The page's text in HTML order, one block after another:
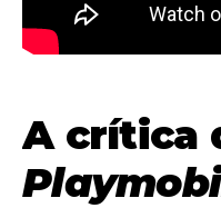
A crítica